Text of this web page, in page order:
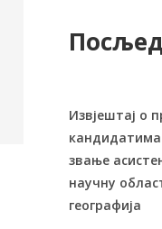
Извјештај о
кандидатима
звање
научну
географија